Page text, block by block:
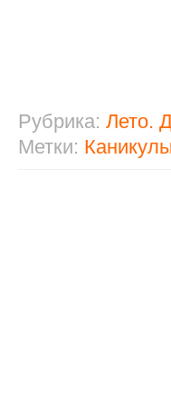
Рубрика: Лето.
Метки: